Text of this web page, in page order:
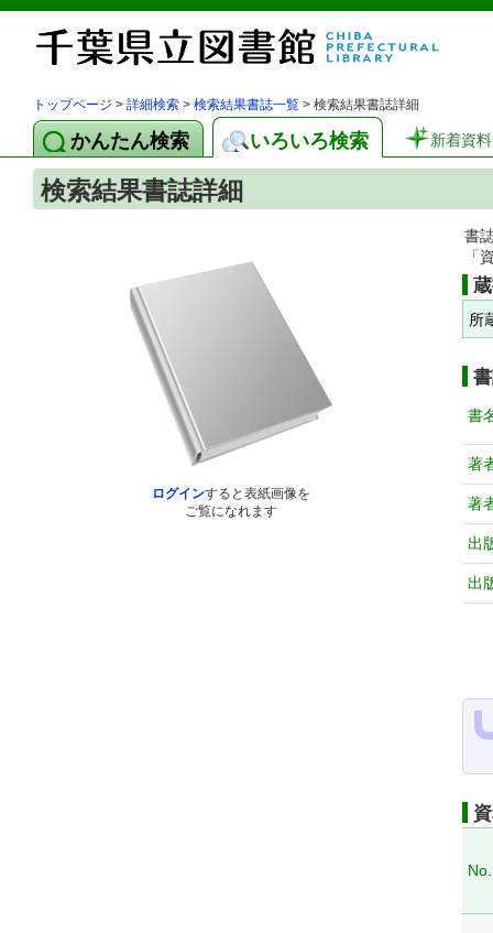
トップページ > 詳細検索 > 検索結果書誌一覧 > 検索結果書誌詳細
かんたん検索 いろいろ検索 新着資料
検索結果書誌詳細
ログインすると表紙画像を
ご覧になれます
書
「
所
書
著
著
出
出
No.